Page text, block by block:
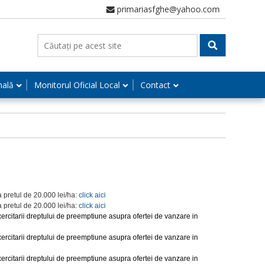
primariasfghe@yahoo.com
Monitorul Oficial Local Contact
pretul de 20.000 lei/ha: click aici
pretul de 20.000 lei/ha: click aici
dreptului de preemptiune asupra ofertei de vanzare in
dreptului de preemptiune asupra ofertei de vanzare in
dreptului de preemptiune asupra ofertei de vanzare in